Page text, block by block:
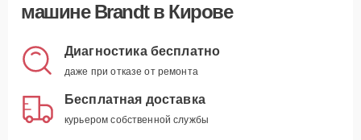
машине Brandt в Кирове
Диагностика бесплатно
даже при отказе от ремонта
Бесплатная доставка
курьером собственной службы